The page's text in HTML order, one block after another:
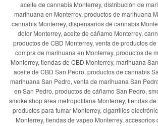
aceite de cannabis Monterrey, distribución de
marihuana en Monterrey, productos de marihuana
cannabis Monterrey, dispensarios de cannabis
dolor Monterrey, aceite de cáñamo Monterrey,
productos de CBD Monterrey, venta de productos
compra de marihuana en Monterrey, productos de
Monterrey, tiendas de CBD Monterrey, marihuana
aceite de CBD San Pedro, productos de cannabis
marihuana San Pedro, venta de marihuana San
en San Pedro, productos de cáñamo San Pedro,
smoke shop área metropolitana Monterrey, tiendas
productos para fumar Monterrey, cigarrillos
Monterrey, tiendas de vapeo Monterrey, accesorios